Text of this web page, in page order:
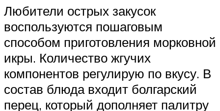
Любители острых закусок
воспользуются пошаговым
способом приготовления морковной
икры. Количество жгучих
компонентов регулирую по вкусу. В
состав блюда входит болгарский
перец, который дополняет палитру